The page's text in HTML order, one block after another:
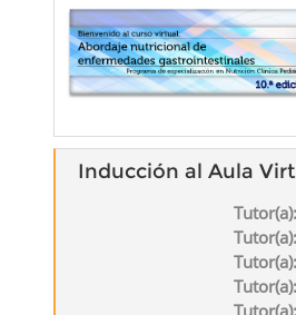
Inducción al Aula
Tutor(a):
Tutor(a):
Tutor(a):
Tutor(a):